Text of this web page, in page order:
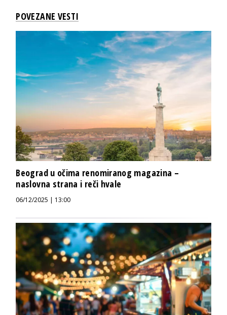
POVEZANE VESTI
Beograd u očima renomiranog magazina –
naslovna strana i reči hvale
06/12/2025 | 13:00